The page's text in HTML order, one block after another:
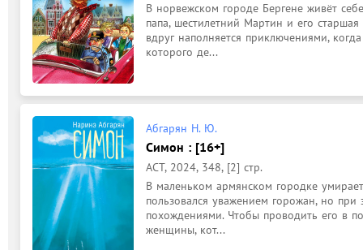
В норвежском городе Бергене живёт
папа, шестилетний Мартин и его
вдруг наполняется приключениями,
которого де...
Абгарян Н. Ю.
Симон : [16+]
АСТ, 2024, 348, [2] стр.
В маленьком армянском городке
пользовался уважением горожан, но
похождениями. Чтобы проводить его в
женщины, кот...